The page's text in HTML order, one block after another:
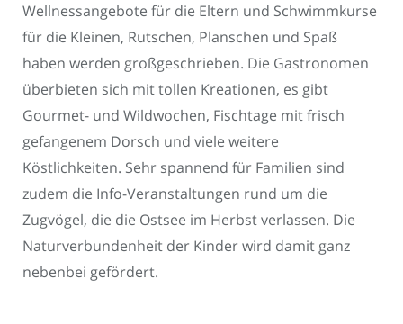
Wellnessangebote für die Eltern und Schwimmkurse
für die Kleinen, Rutschen, Planschen und Spaß
haben werden großgeschrieben. Die Gastronomen
überbieten sich mit tollen Kreationen, es gibt
Gourmet- und Wildwochen, Fischtage mit frisch
gefangenem Dorsch und viele weitere
Köstlichkeiten. Sehr spannend für Familien sind
zudem die Info-Veranstaltungen rund um die
Zugvögel, die die Ostsee im Herbst verlassen. Die
Naturverbundenheit der Kinder wird damit ganz
nebenbei gefördert.